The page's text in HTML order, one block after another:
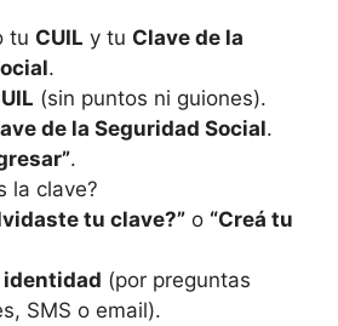
tu CUIL y tu Clave de la
.
(sin puntos ni guiones).
de la Seguridad Social.
.
la clave?
tu clave?”o “Creá tu
(por preguntas
SMS o email).